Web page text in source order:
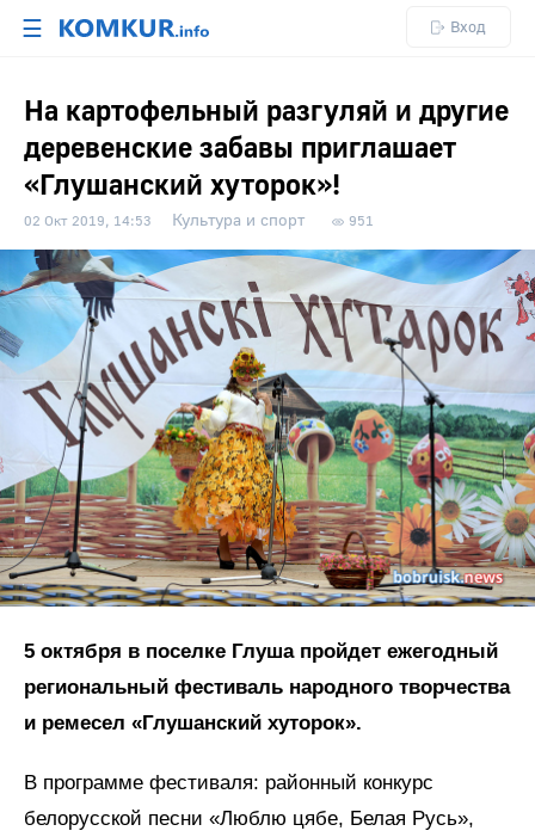
☰ Вход
На картофельный разгуляй и другие
деревенские забавы приглашает
«Глушанский хуторок»!
02 Окт 2019, 14:53 Культура и спорт 951
5 октября в поселке Глуша пройдет ежегодный
региональный фестиваль народного творчества
и ремесел «Глушанский хуторок».
В программе фестиваля: районный конкурс
белорусской песни «Люблю цябе, Белая Русь»,